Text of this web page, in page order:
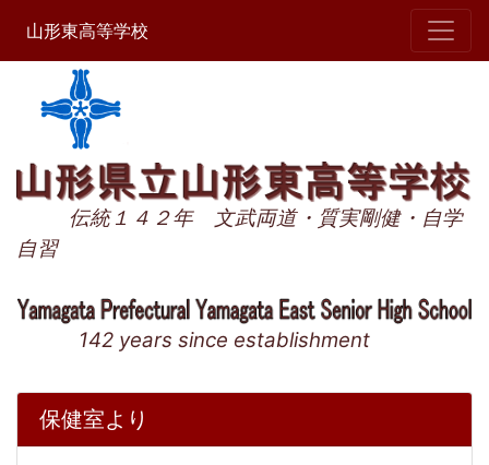
山形東高等学校
伝統１４２年 文武両道・質実剛健・自学
自習
142 years since establishment
保健室より